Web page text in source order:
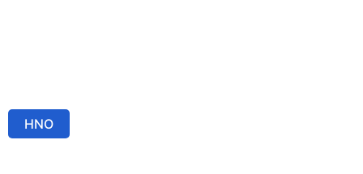
HNO